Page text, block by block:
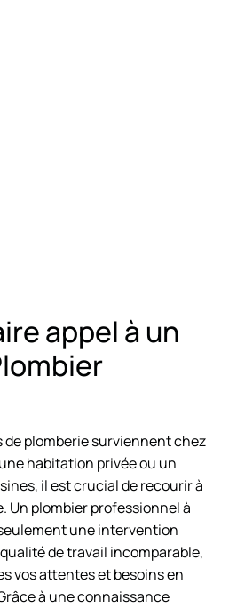
appel à un
de plomberie surviennent chez
habitation privée ou un
il est crucial de recourir à
Un plombier professionnel à
une intervention
de travail incomparable,
vos attentes et besoins en
à une connaissance